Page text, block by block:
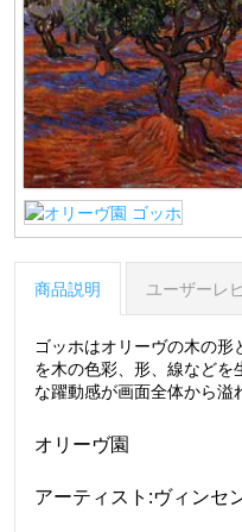
商品説明 ユーザーレ
ゴッホはオリーヴの木の
を木の色彩、形、線など
な躍動感が画面全体から溢
オリーヴ園
アーティスト:ヴィンセ